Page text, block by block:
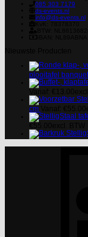
085 303 7179
ds-events.nl
info@ds-events.nl
plooitafel
cm